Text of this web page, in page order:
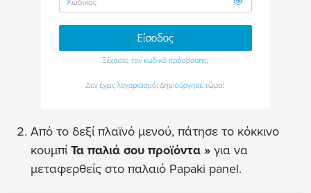
Από το δεξί πλαϊνό μενού, πάτησε το κόκκινο
κουμπί Τα παλιά σου προϊόντα » για να
μεταφερθείς στο παλαιό Papaki panel.